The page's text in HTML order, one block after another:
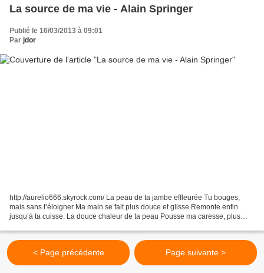
La source de ma vie - Alain Springer
Publié le 16/03/2013 à 09:01
Par jdor
http://aurelio666.skyrock.com/ La peau de ta jambe effleurée Tu bouges,
mais sans t’éloigner Ma main se fait plus douce et glisse Remonte enfin
jusqu’à ta cuisse. La douce chaleur de ta peau Pousse ma caresse, plus
< Page précédente Page suivante >